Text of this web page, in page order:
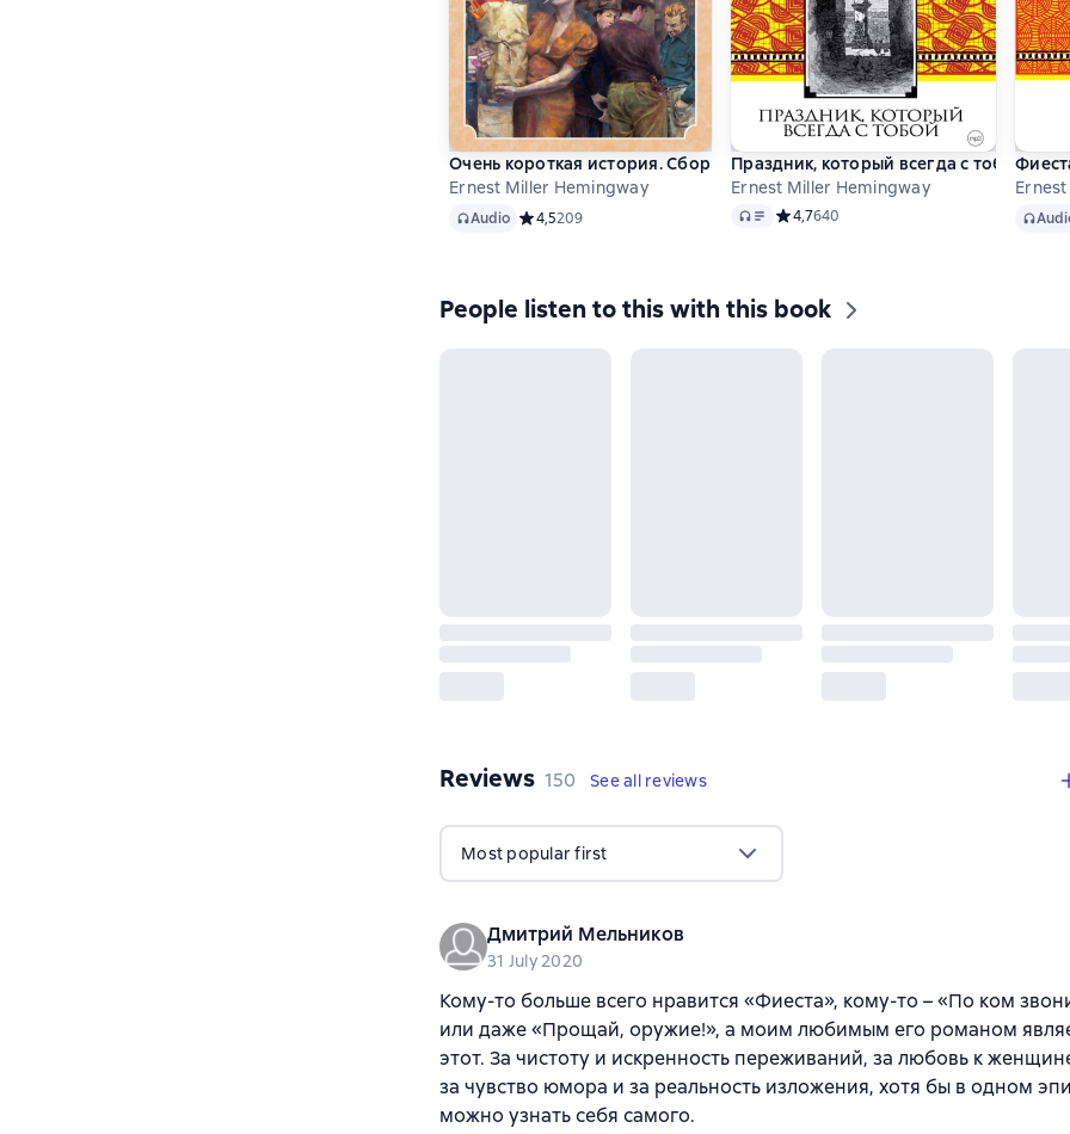
Очень короткая история. Сборник рассказов
Ernest Miller Hemingway
AudioAudio Средний рейтинг 4,5 на основе 209 оценок
4,5209
Праздник, который всегда с тобой
Ernest Miller Hemingway
Audio Средний рейтинг 4,7 на основе 640
4,7640 Audio
People listen to this with this book
Reviews 150 reviews
150 See all reviews
Most popular first
Дмитрий Мельников
31 July 2020
Кому-то больше всего нравится «Фиеста», кому-то – «По ком
или даже «Прощай, оружие!», а моим любимым его романом
этот. За чистоту и искренность переживаний, за любовь к
за чувство юмора и за реальность изложения, хотя бы в одном
можно узнать себя самого.